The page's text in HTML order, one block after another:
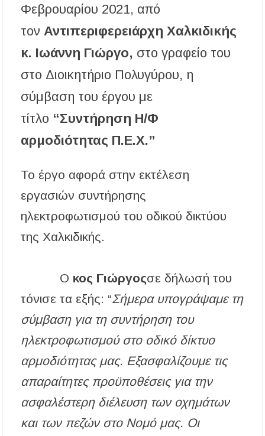
Νέες χρηματοδοτήσεις από το Πράσινο Ταμείο
για δήμους της Κεντρικής Μακεδονίας
Με λαμπρότητα πραγματοποιήθηκε η
πανήγυρη του Παρεκκλησίου Μεταμορφώσεως
Έρευνα απαντάει: Πόσο χρόνο κερδίζουμε
υπερβαίνοντας το όριο ταχύτητας;
Καρράς
Η ΘΕΙΑ ΜΕΤΑΜΟΡΦΩΣΙΣ ΤΟΥ ΣΩΤΗΡΟΣ
ΗΜΩΝ ΙΗΣΟΥ ΧΡΙΣΤΟΥ ΣΤΟ
ΠΛΑΤΑΝΟΧΩΡΙ ΚΑΙ ΣΤΗ ΣΑΡΑΚΗΝΑ
Δήμος Κασσάνδρας: Εντός μικροβιολογικών
ορίων το νερό στη Σίβηρη – Τέλος η
προληπτική απαγόρευση χρήσης
Ιερά Πανήγυρις: Κοιμήσεως Θεοτόκου
Φεβρουαρίου 2021, από
τονΑντιπεριφερειάρχη Χαλκιδικής
κ. Ιωάννη Γιώργο, στο γραφείο του
στο Διοικητήριο Πολυγύρου, η
σύμβαση του έργου με
τίτλο “Συντήρηση Η/Φ
αρμοδιότητας Π.Ε.Χ.”
Το έργο αφορά στην εκτέλεση
εργασιών συντήρησης
ηλεκτροφωτισμού του οδικού δικτύου
της Χαλκιδικής.
Ο κος Γιώργοςσε δήλωσή του
τόνισε τα εξής: “Σήμερα υπογράψαμε τη
σύμβαση για τη συντήρηση του
ηλεκτροφωτισμού στο οδικό δίκτυο
αρμοδιότητας μας. Εξασφαλίζουμε τις
απαραίτητες προϋποθέσεις για την
ασφαλέστερη διέλευση των οχημάτων
και των πεζών στο Νομό μας. Οι